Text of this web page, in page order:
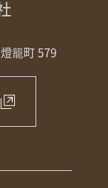
燈籠町 579